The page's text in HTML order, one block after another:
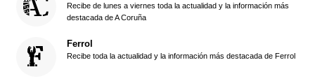
Recibe de lunes a viernes toda la actualidad y la información más
destacada de A Coruña
Ferrol
Recibe toda la actualidad y la información más destacada de Ferrol